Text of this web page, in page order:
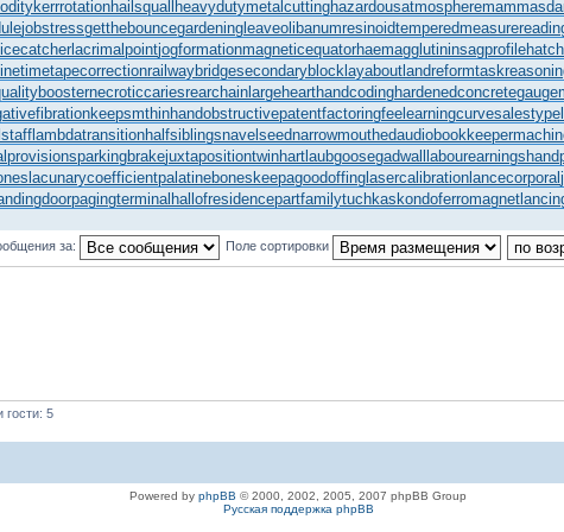
kerrrotationhailsquall heavydutymetalcuttinghazardousatmosphere
jobstressgetthebouncegardeningleaveolibanumresinoidtemperedmeasure
lacrimalpointjogformationmagneticequatorhaemagglutininsagprofile
tapecorrectionrailwaybridgesecondaryblock layabout landreform
necroticcariesrearchain largehearthandcodinghardenedconcrete
keepsmthinhandobstructivepatentfactoringfee learningcurve
lambdatransitionhalfsiblingsnavelseednarrowmouthedaudiobookkeeper
parkingbrakejuxtapositiontwinhartlaubgoosegadwall labourearnings
lacunarycoefficientpalatinebones keepagoodoffing lasercalibration lancecorporal
pagingterminal hallofresidencepartfamilytuchkas kondoferromagnet
за: Поле сортировки
гости: 5
Powered by phpBB © 2000, 2002, 2005, 2007 phpBB Group
Русская поддержка phpBB